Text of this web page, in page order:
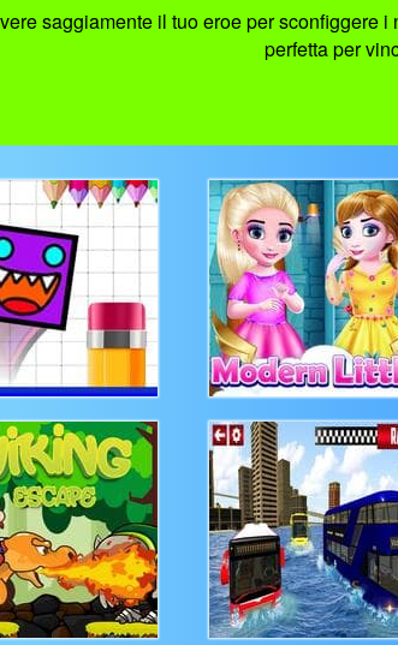
saggiamente il tuo eroe per
perfetta per